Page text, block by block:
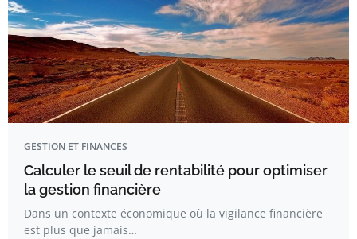
GESTION ET FINANCES
Calculer le seuil de rentabilité pour optimiser
la gestion financière
Dans un contexte économique où la vigilance financière
est plus que jamais…